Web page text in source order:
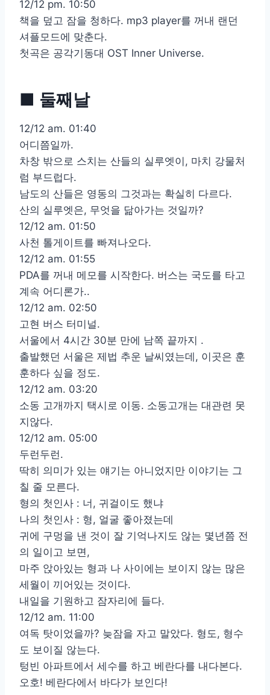
12/12 pm. 10:50
책을 덮고 잠을 청하다. mp3 player를 꺼내 랜던
셔플모드에 맞춘다.
첫곡은 공각기동대 OST Inner Universe.
■ 둘째날
12/12 am. 01:40
어디쯤일까.
차창 밖으로 스치는 산들의 실루엣이, 마치 강물처
럼 부드럽다.
남도의 산들은 영동의 그것과는 확실히 다르다.
산의 실루엣은, 무엇을 닮아가는 것일까?
12/12 am. 01:50
사천 톨게이트를 빠져나오다.
12/12 am. 01:55
PDA를 꺼내 메모를 시작한다. 버스는 국도를 타고
계속 어디론가..
12/12 am. 02:50
고현 버스 터미널.
서울에서 4시간 30분 만에 남쪽 끝까지 .
출발했던 서울은 제법 추운 날씨였는데, 이곳은 훈
훈하다 싶을 정도.
12/12 am. 03:20
소동 고개까지 택시로 이동. 소동고개는 대관련 못
지않다.
12/12 am. 05:00
두런두런.
딱히 의미가 있는 얘기는 아니었지만 이야기는 그
칠 줄 모른다.
형의 첫인사 : 너, 귀걸이도 했냐
나의 첫인사 : 형, 얼굴 좋아졌는데
귀에 구멍을 낸 것이 잘 기억나지도 않는 몇년쯤 전
의 일이고 보면,
마주 앉아있는 형과 나 사이에는 보이지 않는 많은
세월이 끼어있는 것이다.
내일을 기원하고 잠자리에 들다.
12/12 am. 11:00
여독 탓이었을까? 늦잠을 자고 말았다. 형도, 형수
도 보이질 않는다.
텅빈 아파트에서 세수를 하고 베란다를 내다본다.
오호! 베란다에서 바다가 보인다!